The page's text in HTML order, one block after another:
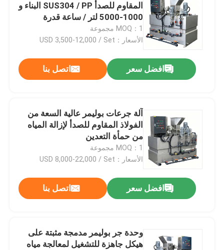
منتجات
المقاوم للصدأ SUS304 / PP البناء و
1000-5000 لتر / ساعة قدرة
التحضير لمعالجة مياه الصرف الصحي
البلدية
MOQ：1 مجموعة
الأسعار：USD 3,500-12,000 / Set
افضل سعر اتصل بنا
آلة جرعات بوليمر عالية السعة من
الفولاذ المقاوم للصدأ لإزالة المياه
من حمأة التعدين
MOQ：1 مجموعة
الأسعار：USD 8,000-22,000 / Set
افضل سعر اتصل بنا
وحدة جر بوليمر مدمجة مثبتة على
هيكل جاهزة للتشغيل لمعالجة مياه